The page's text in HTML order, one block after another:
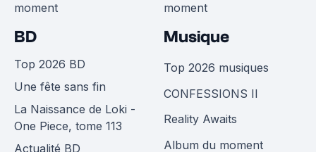
moment
moment
BD
Top 2026 BD
Une fête sans fin
La Naissance de Loki -
One Piece, tome 113
Actualité BD
Musique
Top 2026 musiques
CONFESSIONS II
Reality Awaits
Album du moment